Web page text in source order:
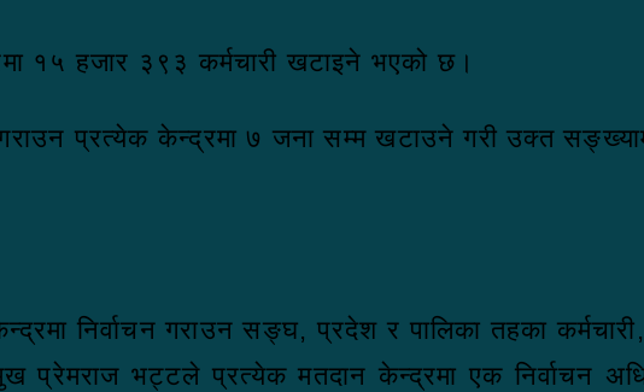
१५ हजार ३९३ कर्मचारी खटाइने भएको छ।
प्रत्येक केन्द्रमा ७ जना सम्म खटाउने गरी उक्त
निर्वाचन गराउन सङ्घ, प्रदेश र पालिका तहका
प्रेमराज भट्टले प्रत्येक मतदान केन्द्रमा एक निर्वाचन